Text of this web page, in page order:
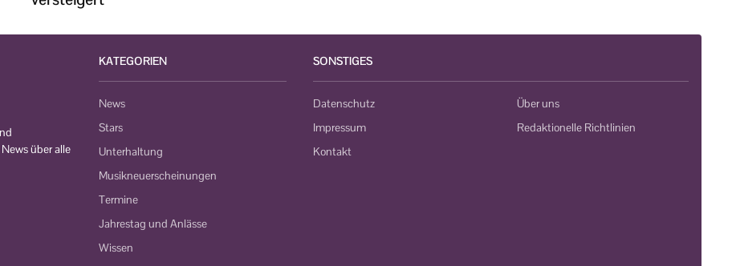
über alle
KATEGORIEN
News
Stars
Unterhaltung
Musikneuerscheinungen
Termine
Jahrestag und Anlässe
Wissen
SONSTIGES
Datenschutz
Impressum
Kontakt
Über uns
Redaktionelle Richtlinien